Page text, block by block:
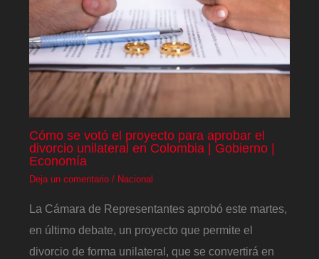
Cómo se votó el proyecto para aprobar el
divorcio unilateral en Colombia | Gobierno |
Economía
Deja un comentario / Nacional
La Cámara de Representantes aprobó este martes,
en último debate, un proyecto que permite el
divorcio de forma unilateral, que se convertirá en